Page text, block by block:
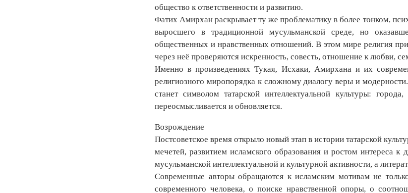
общество к ответственности и развитию.
Фатих Амирхан раскрывает ту же проблематику в более тонком,
выросшего в традиционной мусульманской среде, но
общественных и нравственных отношений. В этом мире религия
через неё проверяются искренность, совесть, отношение к любви,
Именно в произведениях Тукая, Исхаки, Амирхана и их
религиозного миропорядка к сложному диалогу веры и
станет символом татарской интеллектуальной культуры:
переосмысливается и обновляется.
Возрождение
Постсоветское время открыло новый этап в истории татарской
мечетей, развитием исламского образования и ростом интереса
мусульманской интеллектуальной и культурной активности, а
Современные авторы обращаются к исламским мотивам не
современного человека, о поиске нравственной опоры, о